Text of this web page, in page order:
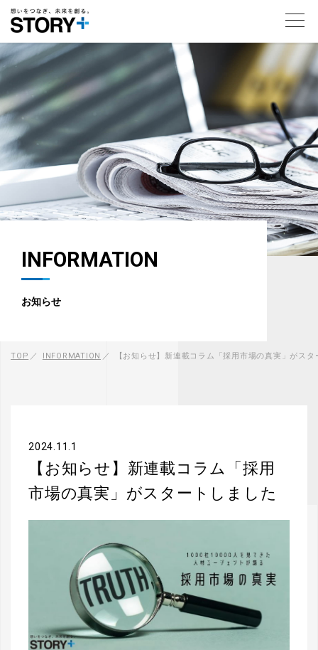
toggle
INFORMATION
お知らせ
TOP INFORMATION 【お知らせ】新連載コラム「採用市場の真実」がス
2024.11.1
【お知らせ】新連載コラム「採用
市場の真実」がスタートしました